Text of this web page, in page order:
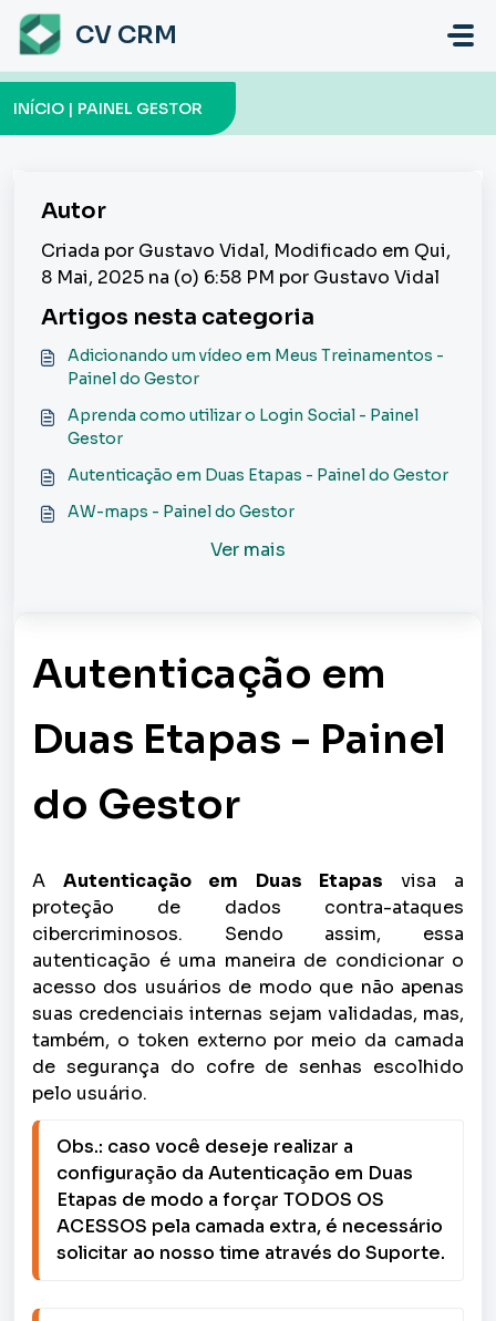
Ir para o conteúdo principal
CV CRM
INÍCIO | PAINEL GESTOR
Autor
Criada por Gustavo Vidal, Modificado em Qui,
8 Mai, 2025 na (o) 6:58 PM por Gustavo Vidal
Artigos nesta categoria
Adicionando um vídeo em Meus Treinamentos -
Painel do Gestor
Aprenda como utilizar o Login Social - Painel
Gestor
Autenticação em Duas Etapas - Painel do Gestor
AW-maps - Painel do Gestor
Ver mais
Autenticação em
Duas Etapas - Painel
do Gestor
AAutenticação em Duas Etapas visa a
proteção de dados contra-ataques
cibercriminosos. Sendo assim, essa
autenticação é uma maneira de condicionar o
acesso dos usuários de modo que não apenas
suas credenciais internas sejam validadas, mas,
também, o token externo por meio da camada
de segurança do cofre de senhas escolhido
pelo usuário.
Obs.: caso você deseje realizar a
configuração da Autenticação em Duas
Etapas de modo a forçar TODOS OS
ACESSOS pela camada extra, é necessário
solicitar ao nosso time através do Suporte.